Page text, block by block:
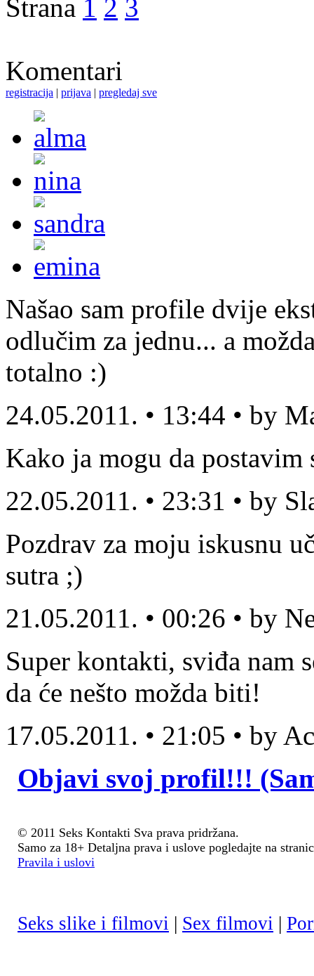
Strana 1 2 3
Komentari
registracija | prijava | pregledaj sve
Našao sam profile dvije
odlučim za jednu... a
totalno :)
24.05.2011. • 13:44 • by
Kako ja mogu da
22.05.2011. • 23:31 • by
Pozdrav za moju iskusnu
sutra ;)
21.05.2011. • 00:26 • by
Super kontakti, sviđa nam
da će nešto možda biti!
17.05.2011. • 21:05 • by
Objavi svoj profil!!!
© 2011 Seks Kontakti Sva prava pridržana.
Samo za 18+ Detaljna prava i uslove pogledajte na
Pravila i uslovi
Seks slike i filmovi | Sex filmovi |